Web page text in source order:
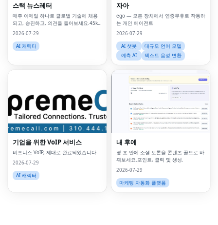
스택 뉴스레터
매주 이메일 하나로 글로벌 기술에 채용
되고, 승진하고, 의견을 들어보세요.45k
가 신뢰합니다.
2026-07-29
AI 캐릭터
자아
ego — 모든 장치에서 연중무휴로 작동하
는 개인 에이전트
2026-07-29
AI 챗봇
대규모 언어 모델
예측 AI
텍스트 음성 변환
기업을 위한 VoIP 서비스
비즈니스 VoIP, 제대로 완료되었습니다.
2026-07-29
AI 캐릭터
내 후에
몇 초 안에 소셜 토론을 콘텐츠 골드로 바
꿔보세요.포인트, 클릭 및 생성.
2026-07-29
마케팅 자동화 플랫폼